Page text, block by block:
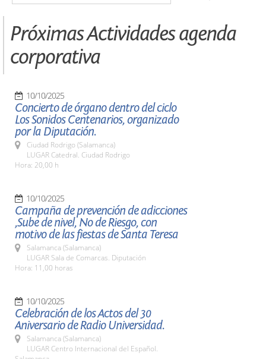
Próximas Actividades agenda
corporativa
10/10/2025
Concierto de órgano dentro del ciclo
Los Sonidos Centenarios, organizado
por la Diputación.
Ciudad Rodrigo (Salamanca)
LUGAR Catedral. Ciudad Rodrigo
Hora: 20,00 h
10/10/2025
Campaña de prevención de adicciones
,Sube de nivel, No de Riesgo, con
motivo de las fiestas de Santa Teresa
Salamanca (Salamanca)
LUGAR Sala de Comarcas. Diputación
Hora: 11,00 horas
10/10/2025
Celebración de los Actos del 30
Aniversario de Radio Universidad.
Salamanca (Salamanca)
LUGAR Centro Internacional del Español.